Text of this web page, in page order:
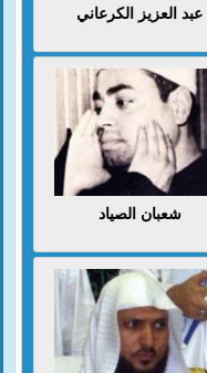
عبد العزيز الكرعاني
شعبان الصياد